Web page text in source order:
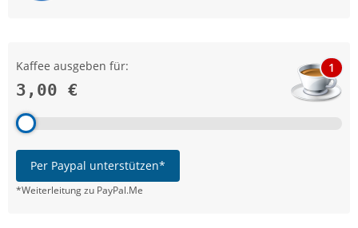
Kaffee ausgeben für:
3,00 €
1
Per Paypal unterstützen*
*Weiterleitung zu PayPal.Me